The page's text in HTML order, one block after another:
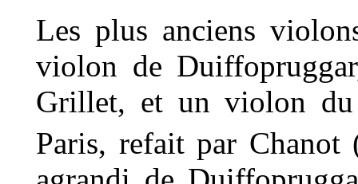
Les plus anciens
violon de
Grillet, et un violon du
Paris, refait par